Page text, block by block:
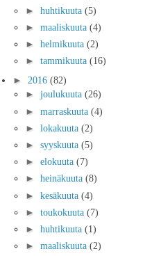
► huhtikuuta (5)
► maaliskuuta (4)
► helmikuuta (2)
► tammikuuta (16)
► 2016 (82)
► joulukuuta (26)
► marraskuuta (4)
► lokakuuta (2)
► syyskuuta (5)
► elokuuta (7)
► heinäkuuta (8)
► kesäkuuta (4)
► toukokuuta (7)
► huhtikuuta (1)
► maaliskuuta (2)